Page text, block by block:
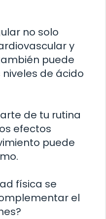
no solo
y
puede
de ácido
de tu rutina
efectos
puede
física se
el